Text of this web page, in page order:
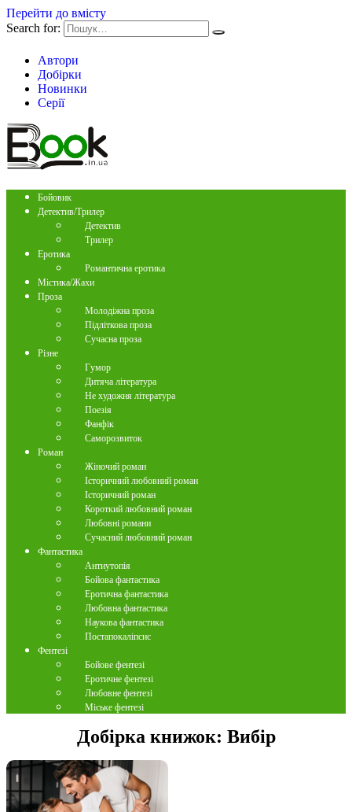
Перейти до вмісту
Search for:
Автори
Добірки
Новинки
Серії
Бойовик
Детектив/Трилер
Детектив
Трилер
Еротика
Романтична еротика
Містика/Жахи
Проза
Молодіжна проза
Підліткова проза
Сучасна проза
Різне
Гумор
Дитяча література
Не художня література
Поезія
Фанфік
Саморозвиток
Роман
Жіночий роман
Історичний любовний роман
Історичний роман
Короткий любовний роман
Любовні романи
Сучасний любовний роман
Фантастика
Антиутопія
Бойова фантастика
Еротична фантастика
Любовна фантастика
Наукова фантастика
Постапокаліпсис
Фентезі
Бойове фентезі
Еротичне фентезі
Любовне фентезі
Міське фентезі
Добірка книжок: Вибір